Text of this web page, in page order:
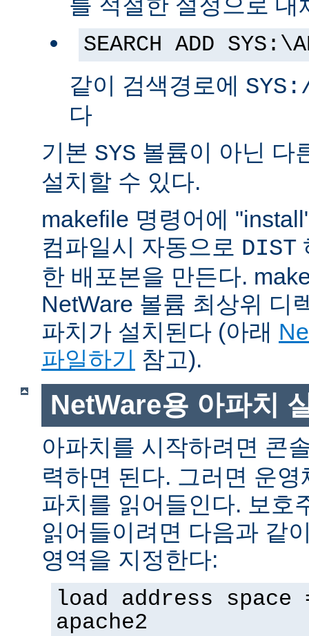
SEARCH ADD
같이 검색경로에
다
기본 SYS 볼륨이 아닌 다
설치할 수 있다.
makefile 명령어에
컴파일시 자동으로 DIST
한 배포본을 만든다.
NetWare 볼륨 최상위 디
파치가 설치된다 (아래
파일하기
참고).
NetWare용 아파치
아파치를 시작하려면 콘
력하면 된다. 그러면 운
파치를 읽어들인다. 보호
읽어들이려면 다음과 같
영역을 지정한다:
load address space
apache2